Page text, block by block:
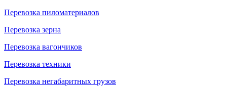
Перевозка пиломатериалов
Перевозка зерна
Перевозка вагончиков
Перевозка техники
Перевозка негабаритных грузов